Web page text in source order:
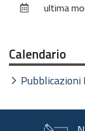
documento
ultima
Calendario